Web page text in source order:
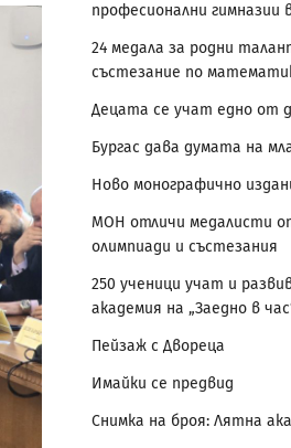
професионални гимназии
24 медала за родни
състезание по
Децата се учат едно от
Бургас дава думата на
Ново монографично
МОН отличи медалисти
олимпиади и състезания
250 ученици учат и
академия на „Заедно в
Пейзаж с Двореца
Имайки се предвид
Снимка на броя: Лятна